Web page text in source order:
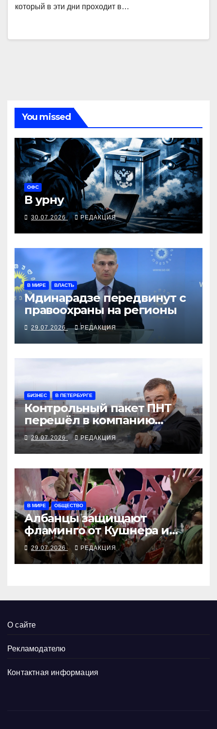
который в эти дни проходит в…
You missed
ОФС
В урну
30.07.2026 РЕДАКЦИЯ
В МИРЕ ВЛАСТЬ
Мдинарадзе передвинут с
правоохраны на регионы
29.07.2026 РЕДАКЦИЯ
БИЗНЕС В ПЕТЕРБУРГЕ
Контрольный пакет ПНТ
перешёл в компанию
Ротенбергов
29.07.2026 РЕДАКЦИЯ
В МИРЕ ОБЩЕСТВО
Албанцы защищают
фламинго от Кушнера и
Рамы
29.07.2026 РЕДАКЦИЯ
О сайте
Рекламодателю
Контактная информация